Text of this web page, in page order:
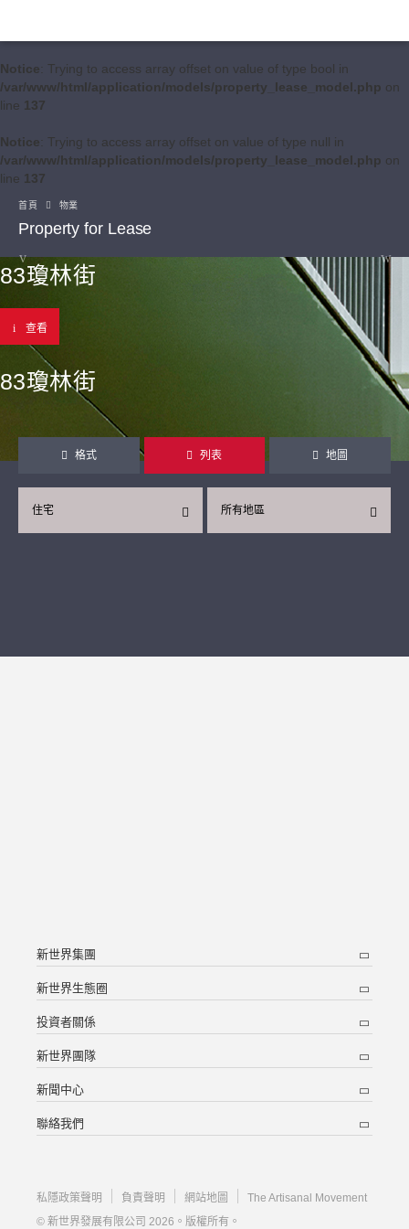
Notice: Trying to access array offset on value of type bool in
/var/www/html/application/models/property_lease_model.php on
line 137
Notice: Trying to access array offset on value of type null in
/var/www/html/application/models/property_lease_model.php on
line 137
首頁 物業
Property for Lease
83瓊林街
查看
83瓊林街
格式 列表 地圖
所有地區
住宅
新世界集團
新世界生態圈
投資者關係
新世界團隊
新聞中心
聯絡我們
私隱政策聲明 負責聲明 網站地圖
The Artisanal Movement
© 新世界發展有限公司 2026。版權所有。